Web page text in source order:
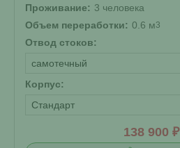
Проживание: 3 человека
Объем переработки: 0.6 м3
Отвод стоков:
самотечный
Корпус:
Стандарт
138 900 ₽